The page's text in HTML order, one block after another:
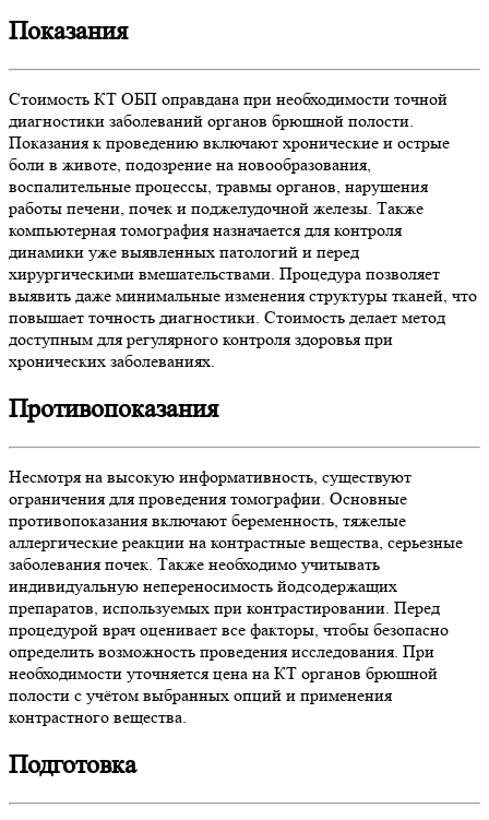
Показания
Стоимость КТ ОБП оправдана при необходимости точной
диагностики заболеваний органов брюшной полости.
Показания к проведению включают хронические и острые
боли в животе, подозрение на новообразования,
воспалительные процессы, травмы органов, нарушения
работы печени, почек и поджелудочной железы. Также
компьютерная томография назначается для контроля
динамики уже выявленных патологий и перед
хирургическими вмешательствами. Процедура позволяет
выявить даже минимальные изменения структуры тканей, что
повышает точность диагностики. Стоимость делает метод
доступным для регулярного контроля здоровья при
хронических заболеваниях.
Противопоказания
Несмотря на высокую информативность, существуют
ограничения для проведения томографии. Основные
противопоказания включают беременность, тяжелые
аллергические реакции на контрастные вещества, серьезные
заболевания почек. Также необходимо учитывать
индивидуальную непереносимость йодсодержащих
препаратов, используемых при контрастировании. Перед
процедурой врач оценивает все факторы, чтобы безопасно
определить возможность проведения исследования. При
необходимости уточняется цена на КТ органов брюшной
полости с учётом выбранных опций и применения
контрастного вещества.
Подготовка